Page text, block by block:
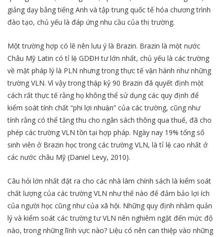
giảng dạy bằng tiếng Anh và tập trung quốc tế hóa chương trình
đào tạo, chủ yếu là đáp ứng nhu cầu của thị trường.
Một trường hợp có lẽ nên lưu ý là Brazin. Brazin là một nước
Châu Mỹ Latin có tỉ lệ GDĐH tư lớn nhất, chủ yếu là các trường
về mặt pháp lý là PLN nhưng trong thực tế vận hành như những
trường VLN. Vì vậy trong thập kỷ 90 Brazin đã quyết định một
cách rất thực tế rằng họ không thể sử dụng các quy định để
kiểm soát tính chất “phi lợi nhuận” của các trường, cũng như
tính rằng có thể tăng thu cho ngân sách thông qua thuế, đã cho
phép các trường VLN tồn tại hợp pháp. Ngày nay 19% tổng số
sinh viên ở Brazin học trong các trường VLN, là tỉ lệ cao nhất ở
các nước châu Mỹ (Daniel Levy, 2010).
Câu hỏi lớn nhất đặt ra cho các nhà làm chính sách là kiểm soát
chất lượng của các trường VLN như thế nào để đảm bảo lợi ích
của người học cũng như của xã hội. Những quy định nhằm quản
lý và kiểm soát các trường tư VLN nên nghiêm ngặt đến mức độ
nào, trong những lĩnh vực nào? Liệu có nên can thiệp vào những